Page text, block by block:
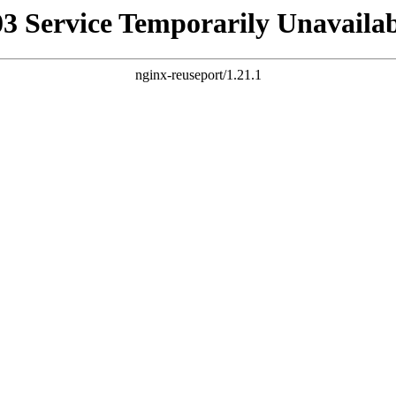
Service Temporarily
nginx-reuseport/1.21.1